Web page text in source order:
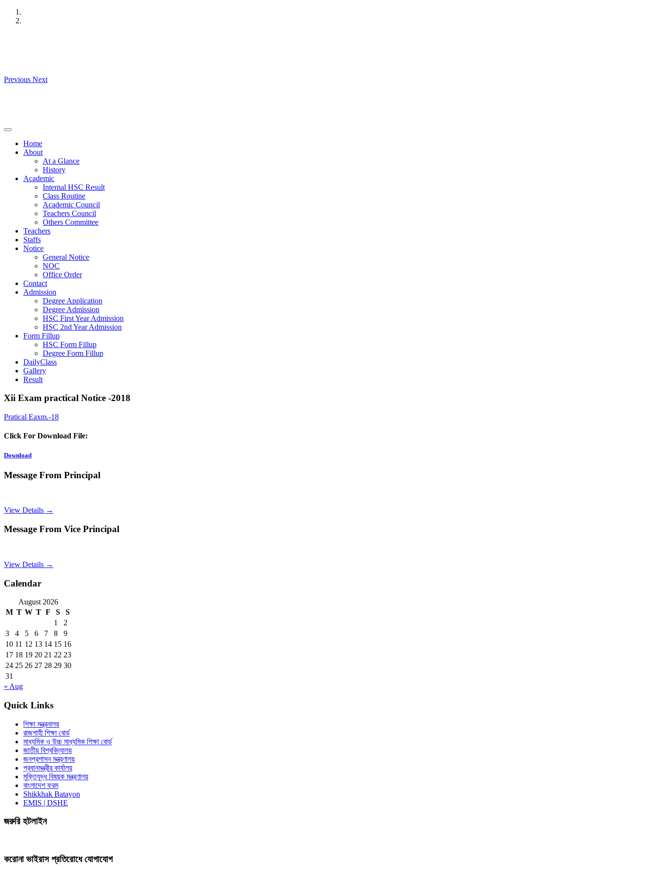
Skip
Previous Next
Home
About
At a Glance
History
Academic
Internal HSC Result
Class Routine
Academic Council
Teachers Council
Others Committee
Teachers
Staffs
Notice
General Notice
NOC
Office Order
Contact
Admission
Degree Application
Degree Admission
HSC First Year Admission
HSC 2nd Year Admission
Form Fillup
HSC Form Fillup
Degree Form Fillup
DailyClass
Gallery
Result
Xii Exam practical Notice -2018
Pratical Eaxm.-18
Click For Download File:
Download
Message From Principal
View Details →
Message From Vice Principal
View Details →
Calendar
August 2026
M T W T F S
S
1
2
3
4 5 6 7 8
9
10 11 12 13 14 15 16
17 18 19 20 21 22 23
24 25 26 27 28 29 30
31
« Aug
Quick Links
শিক্ষা মন্ত্রনালয়
রাজশাহী শিক্ষা বোর্ড
মাধ্যমিক ও উচ্চ মাধ্যমিক শিক্ষা বোর্ড
জাতীয় বিশ্ববিদ্যালয়
জনপ্রশাসন মন্ত্রণালয়
প্রধানমন্ত্রীর কার্যালয়
মুক্তিযুদ্ধ বিষয়ক মন্ত্রণালয়
বাংলাদেশ ফরম
Shikkhak Batayon
EMIS | DSHE
জরুরি হটলাইন
করোনা ভাইরাস প্রতিরোধে যোগাযোগ